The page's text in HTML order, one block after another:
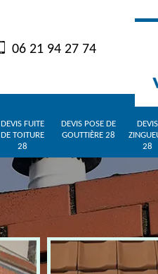
06 21 94 27 74
DEVIS FUITE
DE TOITURE
28
DEVIS POSE DE
GOUTTIÈRE 28
DEVIS
28